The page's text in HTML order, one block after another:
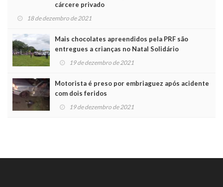
cárcere privado
18 de dezembro de 2021
Mais chocolates apreendidos pela PRF são
entregues a crianças no Natal Solidário
19 de dezembro de 2021
Motorista é preso por embriaguez após acidente
com dois feridos
19 de dezembro de 2021